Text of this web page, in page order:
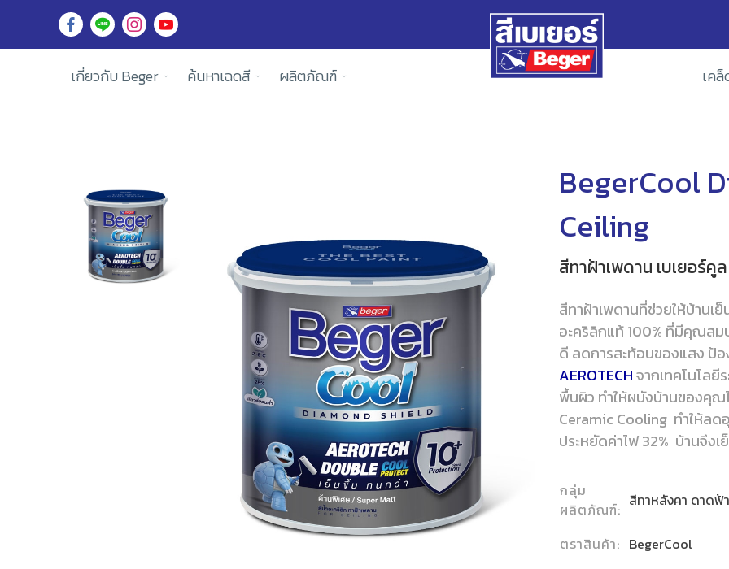
เกี่ยวกับ Beger ค้นหาเฉดสี ผลิตภัณฑ์ เค
BegerCool
Ceiling
สีทาฝ้าเพดาน เบเยอร์คู
สีทาฝ้าเพดานที่ช่วยให้บ้านเ
อะคริลิกแท้ 100% ที่มีคุณสม
ดี ลดการสะท้อนของแสง
AEROTECHจากเทคโนโล
พื้นผิว ทำให้ผนังบ้านของคุณ
Ceramic Cooling ทำให้ล
ประหยัดค่าไฟ 32% บ้านจึง
กลุ่ม
ผลิตภัณฑ์: สีทาหลังคา ดาดฟ้
ตราสินค้า: BegerCool